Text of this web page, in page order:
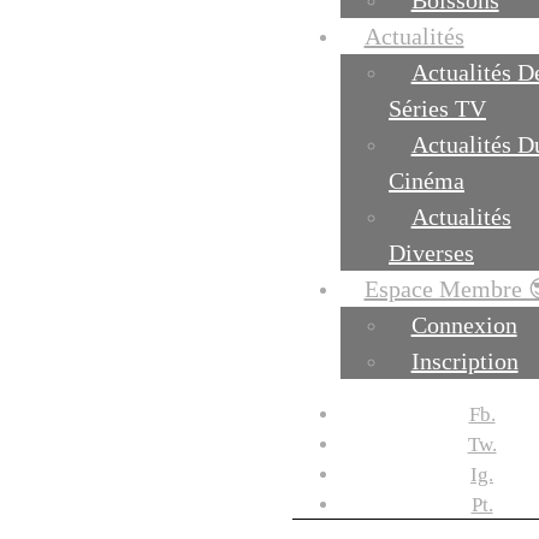
Actualités
Actualités
Séries TV
Actualités
Cinéma
Actualités
Diverses
Espace Membre
Connexion
Inscription
Fb.
Tw.
Ig.
Pt.